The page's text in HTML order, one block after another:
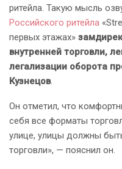
ритейла. Такую мысль
Российского ритейла
первых этажах»
внутренней торговли,
легализации оборота
Кузнецов.
Он отметил, что
себя все форматы
улице, улицы должны
торговли», — пояснил он.